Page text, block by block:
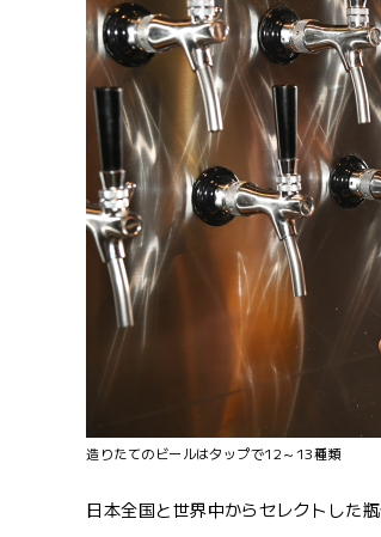
造りたてのビールはタップで12～13種類
日本全国と世界中からセレクトした